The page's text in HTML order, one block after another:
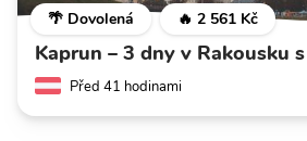
🌴 Dovolená 🔥 2 561 Kč
Kaprun – 3 dny v Rakousku
Před 41 hodinami